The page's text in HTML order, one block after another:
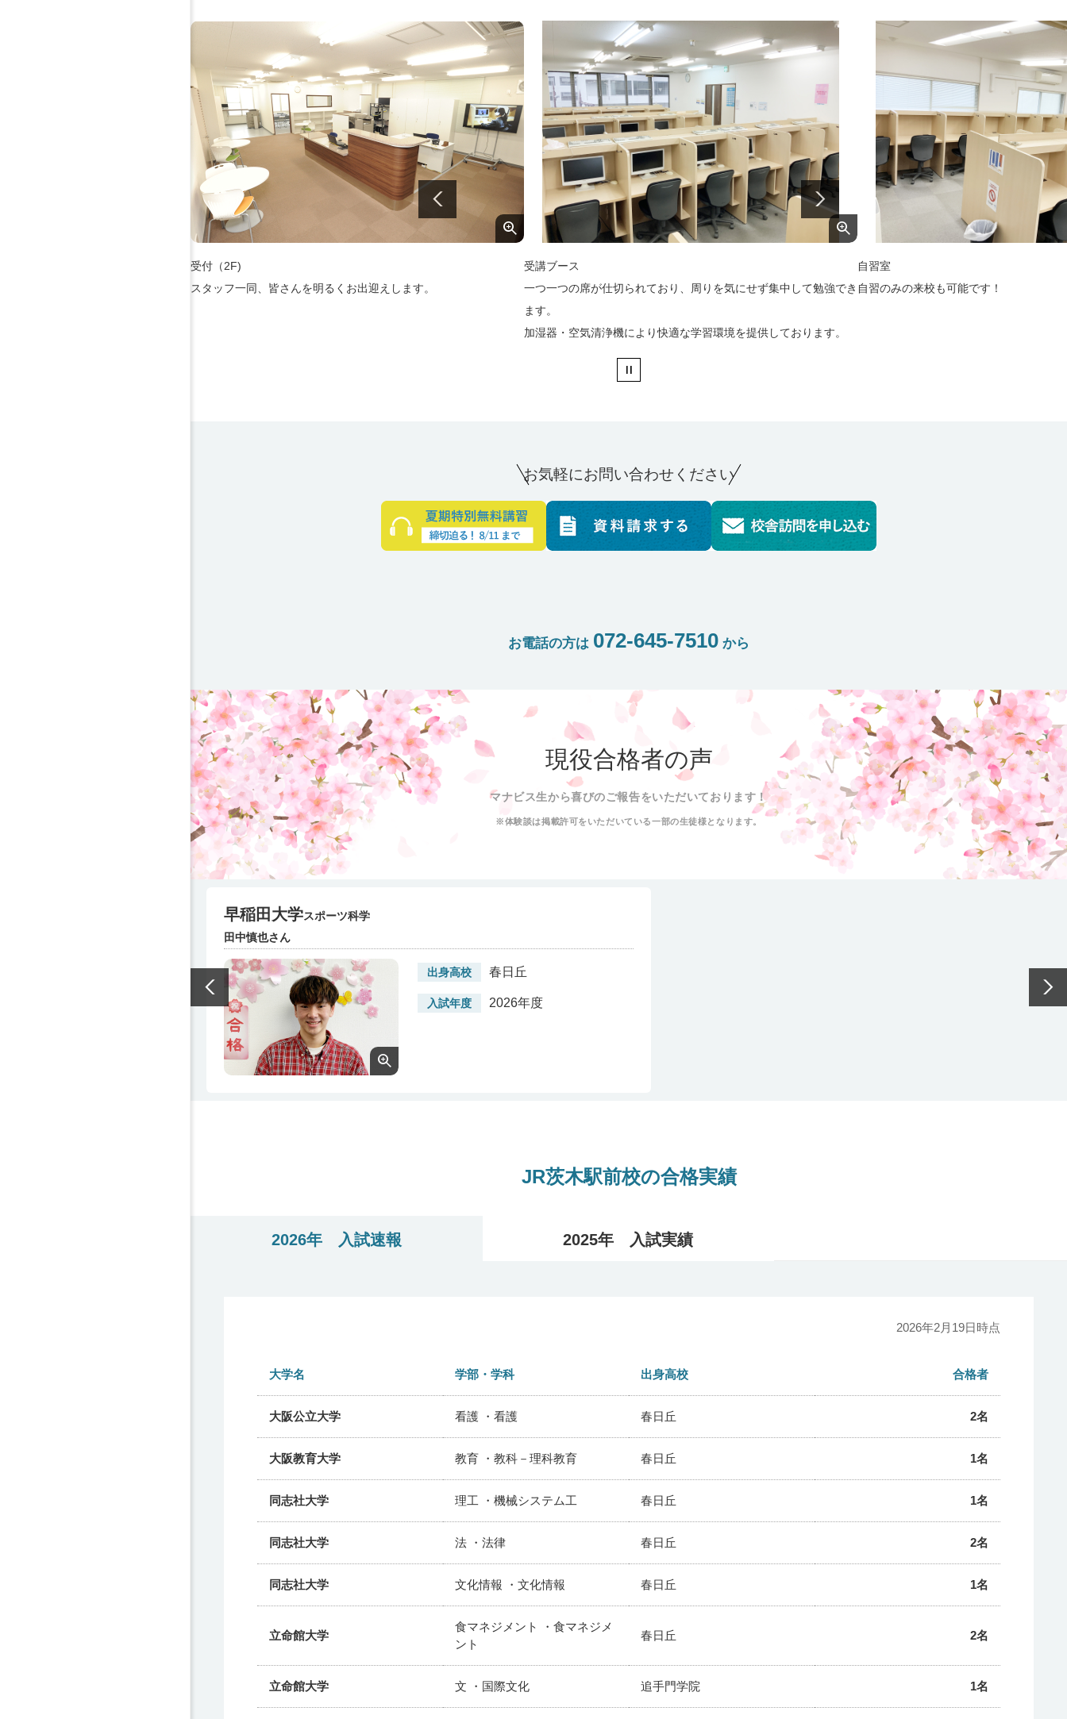
受付（2F)
スタッフ一同、皆さんを明るくお出迎えします。
受講ブース
一つ一つの席が仕切られており、周りを気にせず集中して勉強でき
ます。
加湿器・空気清浄機により快適な学習環境を提供しております。
自習室
自習のみの来校も可能です！
お気軽にお問い合わせください
お電話の方は 072-645-7510 から
現役合格者の声
マナビス生から喜びのご報告をいただいております！
※体験談は掲載許可をいただいている一部の生徒様となります。
早稲田大学スポーツ科学
田中慎也さん
出身高校 春日丘
入試年度 2026年度
JR茨木駅前校の合格実績
2026年 入試速報 2025年 入試実績
2026年2月19日時点
大学名 学部・学科 出身高校 合格者
大阪公立大学 看護 ・看護 春日丘 2名
大阪教育大学 教育 ・教科－理科教育 春日丘 1名
同志社大学 理工 ・機械システム工 春日丘 1名
同志社大学 法 ・法律 春日丘 2名
同志社大学 文化情報 ・文化情報 春日丘 1名
立命館大学
食マネジメント ・食マネジメ
ント
春日丘 2名
立命館大学 文 ・国際文化 追手門学院 1名